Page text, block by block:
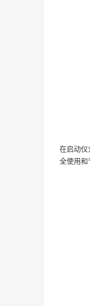
在启动仪
全使用和